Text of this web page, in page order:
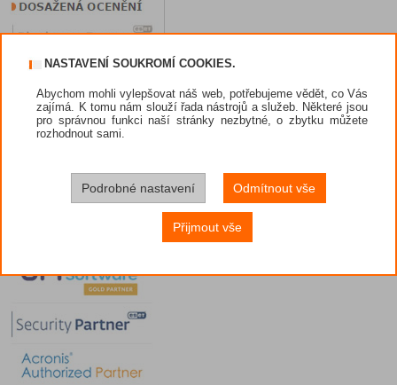
NASTAVENÍ SOUKROMÍ COOKIES.
Abychom mohli vylepšovat náš web, potřebujeme vědět, co Vás
zajímá. K tomu nám slouží řada nástrojů a služeb. Některé jsou
pro správnou funkci naší stránky nezbytné, o zbytku můžete
rozhodnout sami.
Podrobné nastavení Odmítnout vše
Přijmout vše